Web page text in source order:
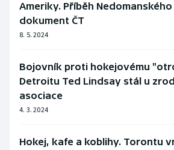
Ameriky. Příběh
dokument ČT
8. 5. 2024
Bojovník proti hokejovému
Detroitu Ted Lindsay stál u
asociace
4. 3. 2024
Hokej, kafe a koblihy. Torontu